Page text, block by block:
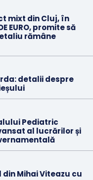
mixt din Cluj, în
EURO, promite să
rămâne
detalii despre
Pediatric
al lucrărilor și
Mihai Viteazu cu